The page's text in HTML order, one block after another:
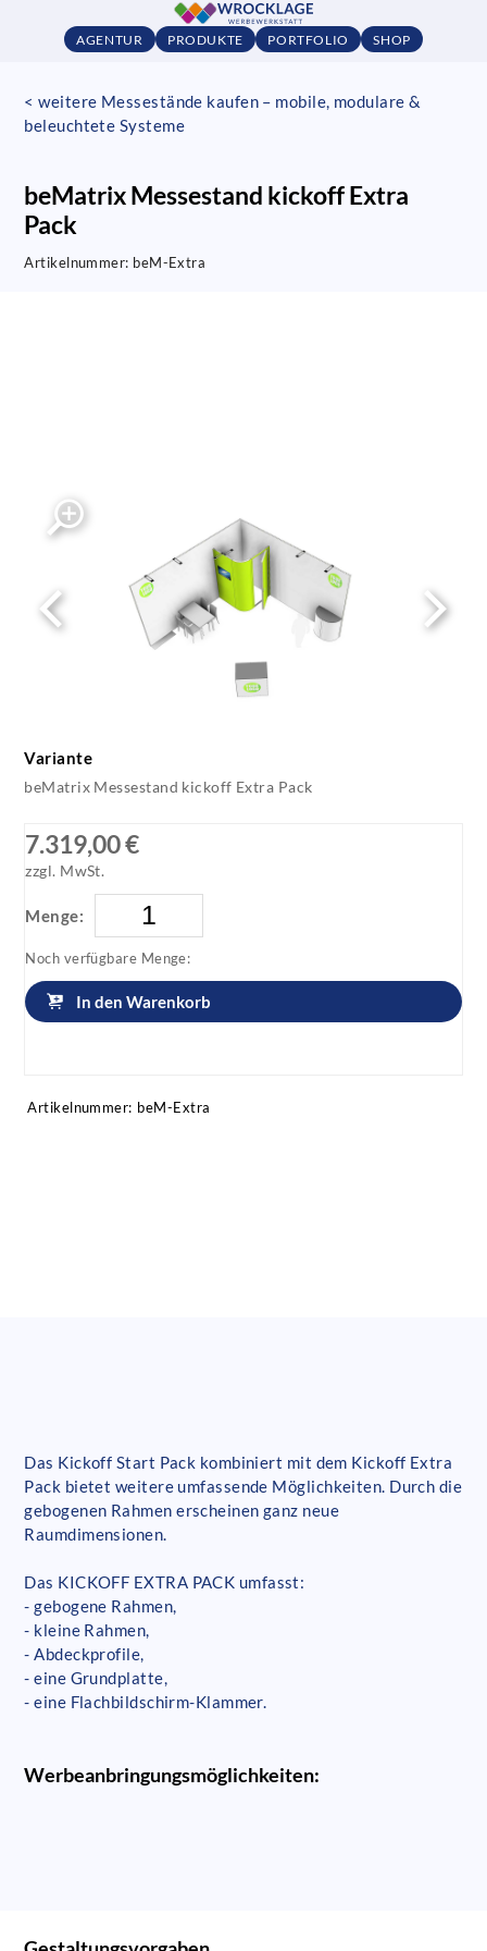
AGENTUR PRODUKTE PORTFOLIO SHOP
< weitere Messestände kaufen – mobile, modulare &
beleuchtete Systeme
beMatrix Messestand kickoff Extra
Pack
Artikelnummer: beM-Extra
Variante
beMatrix Messestand kickoff Extra Pack
7.319,00 €
zzgl. MwSt.
Menge:
Noch verfügbare Menge:
In den Warenkorb
Artikelnummer: beM-Extra
Das Kickoff Start Pack kombiniert mit dem Kickoff Extra
Pack bietet weitere umfassende Möglichkeiten. Durch die
gebogenen Rahmen erscheinen ganz neue
Raumdimensionen.
Das KICKOFF EXTRA PACK umfasst:
- gebogene Rahmen,
- kleine Rahmen,
- Abdeckprofile,
- eine Grundplatte,
- eine Flachbildschirm-Klammer.
Werbeanbringungsmöglichkeiten: